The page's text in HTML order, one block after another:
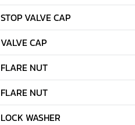
STOP VALVE CAP
VALVE CAP
FLARE NUT
FLARE NUT
LOCK WASHER